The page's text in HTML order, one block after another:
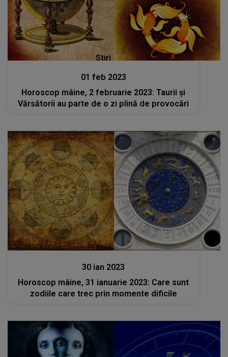
Stiri
01 feb 2023
Horoscop mâine, 2 februarie 2023: Taurii și
Vărsătorii au parte de o zi plină de provocări
Stiri
30 ian 2023
Horoscop mâine, 31 ianuarie 2023: Care sunt
zodiile care trec prin momente dificile